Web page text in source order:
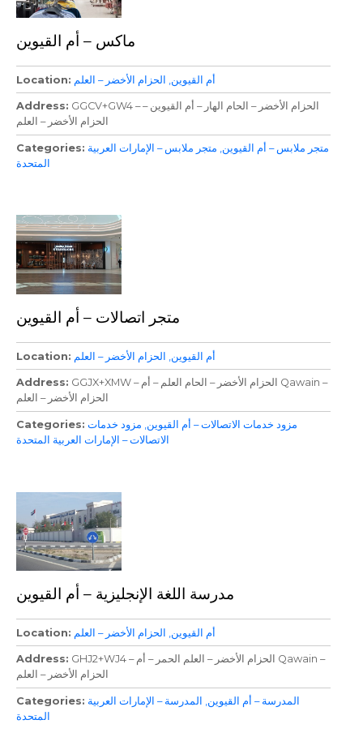
ماكس – أم القيوين
Location أم القيوين الحزام الأخضر – العلم
Address GGCV+GW4 – الحزام الأخضر – الحام الهار – أم القيوين –
الحزام الأخضر – العلم
Categories متجر ملابس – أم القيوين متجر ملابس – الإمارات العربية
المتحدة
متجر اتصالات – أم القيوين
Location أم القيوين الحزام الأخضر – العلم
Address GGJX+XMW – الحزام الأخضر – الحام العلم – أم Qawain –
الحزام الأخضر – العلم
Categories مزود خدمات الاتصالات – أم القيوين مزود خدمات
الاتصالات – الإمارات العربية المتحدة
مدرسة اللغة الإنجليزية – أم القيوين
Location أم القيوين الحزام الأخضر – العلم
Address GHJ2+WJ4 – الحزام الأخضر – العلم الحمر – أم Qawain –
الحزام الأخضر – العلم
Categories المدرسة – أم القيوين المدرسة – الإمارات العربية
المتحدة